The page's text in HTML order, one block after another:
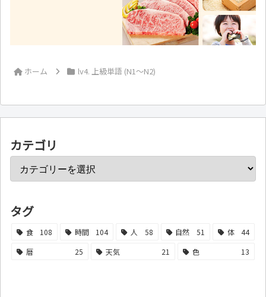
ホーム lv4. 上級単語 (N1～N2)
カテゴリ
タグ
食 108 時間 104 人 58 自然 51 体
44
暦
25 天気 21 色 13